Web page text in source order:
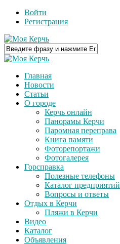
Войти
Регистрация
Главная
Новости
Статьи
О городе
Керчь онлайн
Панорамы Керчи
Паромная переправа
Книга памяти
Фоторепортажи
Фотогалерея
Горсправка
Полезные телефоны
Каталог предприятий
Вопросы и ответы
Отдых в Керчи
Пляжи в Керчи
Видео
Каталог
Объявления